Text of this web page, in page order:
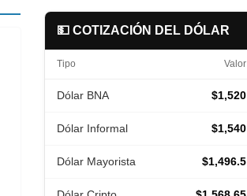
💵 COTIZACIÓN DEL DÓLAR
Tipo Valor
Dólar BNA $1,520
Dólar Informal $1,540
Dólar Mayorista $1,496.5